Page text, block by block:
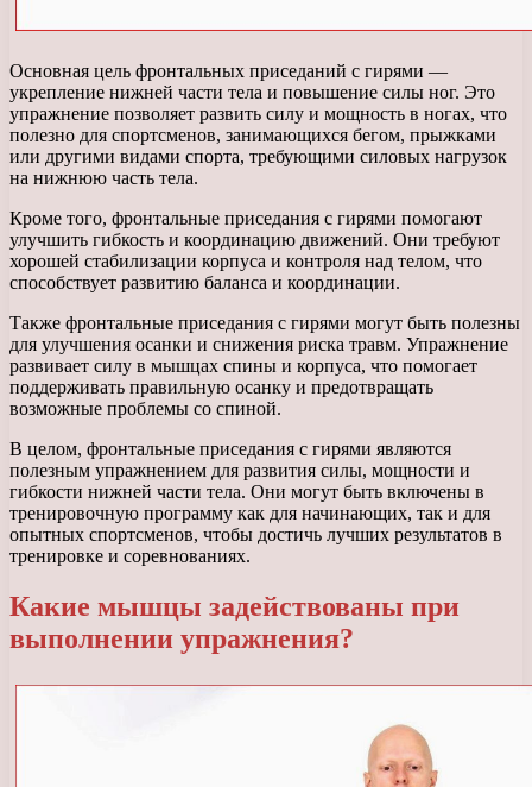
Основная цель фронтальных приседаний с гирями —
укрепление нижней части тела и повышение силы ног. Это
упражнение позволяет развить силу и мощность в ногах, что
полезно для спортсменов, занимающихся бегом, прыжками
или другими видами спорта, требующими силовых нагрузок
на нижнюю часть тела.
Кроме того, фронтальные приседания с гирями помогают
улучшить гибкость и координацию движений. Они требуют
хорошей стабилизации корпуса и контроля над телом, что
способствует развитию баланса и координации.
Также фронтальные приседания с гирями могут быть полезны
для улучшения осанки и снижения риска травм. Упражнение
развивает силу в мышцах спины и корпуса, что помогает
поддерживать правильную осанку и предотвращать
возможные проблемы со спиной.
В целом, фронтальные приседания с гирями являются
полезным упражнением для развития силы, мощности и
гибкости нижней части тела. Они могут быть включены в
тренировочную программу как для начинающих, так и для
опытных спортсменов, чтобы достичь лучших результатов в
тренировке и соревнованиях.
Какие мышцы задействованы при
выполнении упражнения?